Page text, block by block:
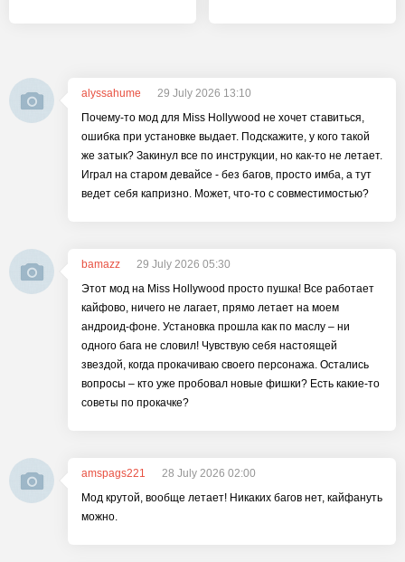
alyssahume
29 July 2026 13:10
Почему-то мод для Miss Hollywood не хочет ставиться,
ошибка при установке выдает. Подскажите, у кого такой
же затык? Закинул все по инструкции, но как-то не летает.
Играл на старом девайсе - без багов, просто имба, а тут
ведет себя капризно. Может, что-то с совместимостью?
bamazz
29 July 2026 05:30
Этот мод на Miss Hollywood просто пушка! Все работает
кайфово, ничего не лагает, прямо летает на моем
андроид-фоне. Установка прошла как по маслу – ни
одного бага не словил! Чувствую себя настоящей
звездой, когда прокачиваю своего персонажа. Остались
вопросы – кто уже пробовал новые фишки? Есть какие-то
советы по прокачке?
amspags221
28 July 2026 02:00
Мод крутой, вообще летает! Никаких багов нет, кайфануть
можно.